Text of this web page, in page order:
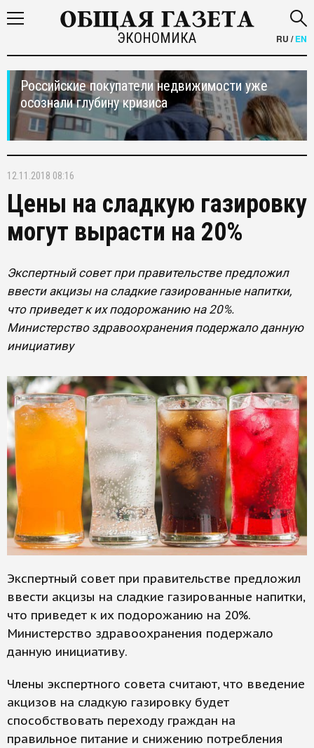
ЭКОНОМИКА RU /EN
Российские покупатели недвижимости уже
осознали глубину кризиса
12.11.2018 08:16
Цены на сладкую газировку
могут вырасти на 20%
Экспертный совет при правительстве предложил
ввести акцизы на сладкие газированные напитки,
что приведет к их подорожанию на 20%.
Министерство здравоохранения подержало данную
инициативу
Экспертный совет при правительстве предложил
ввести акцизы на сладкие газированные напитки,
что приведет к их подорожанию на 20%.
Министерство здравоохранения подержало
данную инициативу.
Члены экспертного совета считают, что введение
акцизов на сладкую газировку будет
способствовать переходу граждан на
правильное питание и снижению потребления